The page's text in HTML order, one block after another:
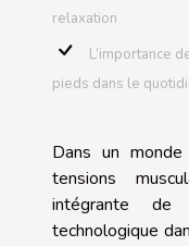
relaxation
L’importance
pieds dans le
Dans un
tensions
intégrante de
technologique